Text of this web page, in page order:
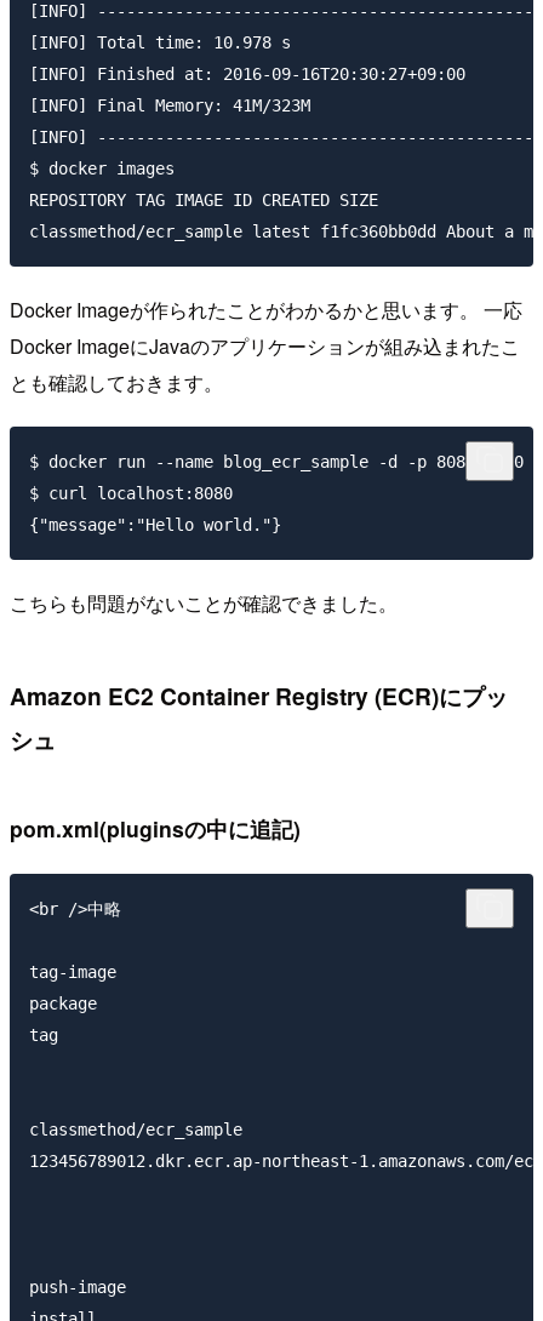
[INFO]
[INFO] Total time: 10.978 s
[INFO] Finished at: 2016-09-16T20:30:27+09:00
[INFO] Final Memory: 41M/323M
[INFO]
$ docker images
REPOSITORY TAG IMAGE ID CREATED SIZE
Docker Imageが作られたことがわかるかと思います。 一応
Docker ImageにJavaのアプリケーションが組み込まれたこ
とも確認しておきます。
$ docker run --name blog_ecr_sample -d -p 8080:8080
$ curl localhost:8080
こちらも問題がないことが確認できました。
Amazon EC2 Container Registry (ECR)にプッ
シュ
pom.xml(pluginsの中に追記)
<br />中略
tag-image
package
tag
classmethod/ecr_sample
123456789012.dkr.ecr.ap-northeast-1.amazonaws.com/
push-image